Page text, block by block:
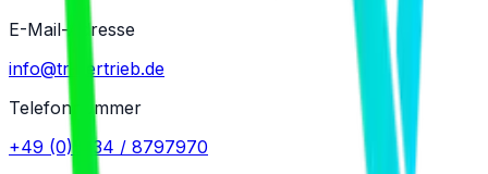
E-Mail-Adresse
info@tr-vertrieb.de
Telefonnummer
+49 (0)5234 / 8797970